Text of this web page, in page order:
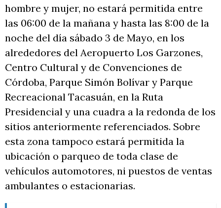
hombre y mujer, no estará permitida entre
las 06:00 de la mañana y hasta las 8:00 de la
noche del día sábado 3 de Mayo, en los
alrededores del Aeropuerto Los Garzones,
Centro Cultural y de Convenciones de
Córdoba, Parque Simón Bolívar y Parque
Recreacional Tacasuán, en la Ruta
Presidencial y una cuadra a la redonda de los
sitios anteriormente referenciados. Sobre
esta zona tampoco estará permitida la
ubicación o parqueo de toda clase de
vehículos automotores, ni puestos de ventas
ambulantes o estacionarias.